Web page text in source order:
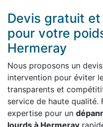
Devis gratuit
pour votre
Hermeray
Nous proposons un
intervention pour éviter
transparents et
service de haute qualité.
expertise pour un
lourds à Hermeray